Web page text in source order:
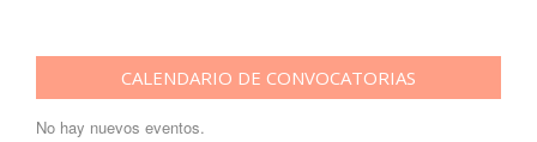
CALENDARIO DE CONVOCATORIAS
No hay nuevos eventos.